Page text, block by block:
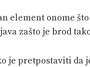
element onome
zašto je brod
je pretpostaviti da